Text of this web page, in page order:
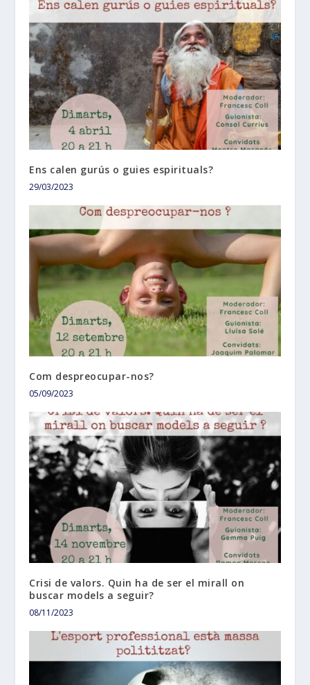
Ens calen gurús o guies espirituals?
29/03/2023
Com despreocupar-nos?
05/09/2023
Crisi de valors. Quin ha de ser el mirall on
buscar models a seguir?
08/11/2023